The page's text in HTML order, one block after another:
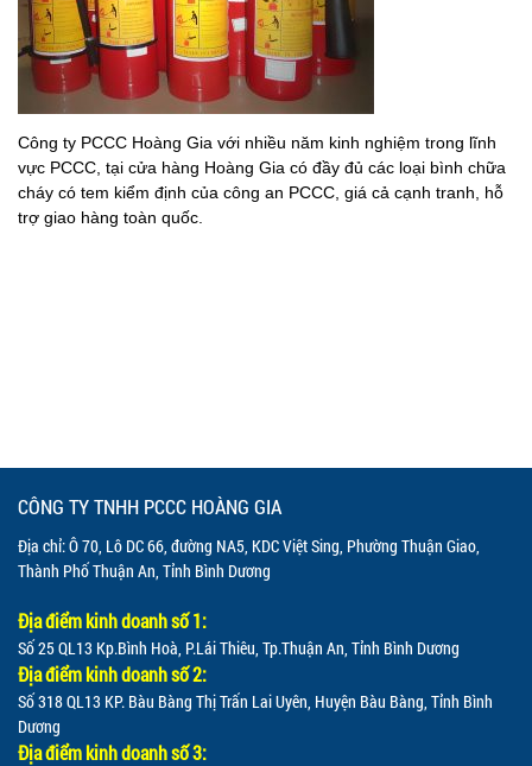
Công ty PCCC Hoàng Gia với nhiều năm kinh nghiệm trong lĩnh
vực PCCC, tại cửa hàng Hoàng Gia có đầy đủ các loại bình chữa
cháy có tem kiểm định của công an PCCC, giá cả cạnh tranh, hỗ
trợ giao hàng toàn quốc.
CÔNG TY TNHH PCCC HOÀNG GIA
Địa chỉ: Ô 70, Lô DC 66, đường NA5, KDC Việt Sing, Phường Thuận Giao,
Thành Phố Thuận An, Tỉnh Bình Dương
Địa điểm kinh doanh số 1:
Số 25 QL13 Kp.Bình Hoà, P.Lái Thiêu, Tp.Thuận An, Tỉnh Bình Dương
Địa điểm kinh doanh số 2:
Số 318 QL13 KP. Bàu Bàng Thị Trấn Lai Uyên, Huyện Bàu Bàng, Tỉnh Bình
Dương
Địa điểm kinh doanh số 3: